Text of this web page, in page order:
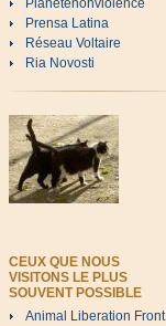
Planetenonviolence
Prensa Latina
Réseau Voltaire
Ria Novosti
CEUX QUE NOUS
VISITONS LE PLUS
SOUVENT POSSIBLE
Animal Liberation Front